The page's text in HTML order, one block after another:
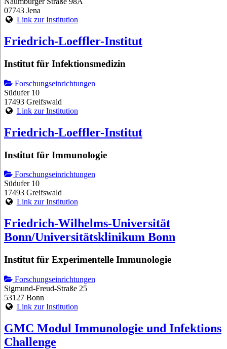
07743 Jena
Link zur Institution
Friedrich-Loeffler-Institut
Institut für Infektionsmedizin
Forschungseinrichtungen
Südufer 10
17493 Greifswald
Link zur Institution
Friedrich-Loeffler-Institut
Institut für Immunologie
Forschungseinrichtungen
Südufer 10
17493 Greifswald
Link zur Institution
Friedrich-Wilhelms-Universität
Bonn/Universitätsklinikum Bonn
Institut für Experimentelle Immunologie
Forschungseinrichtungen
Sigmund-Freud-Straße 25
53127 Bonn
Link zur Institution
GMC Modul Immunologie und Infektions
Challenge